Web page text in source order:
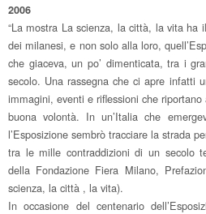
2006
“La mostra La scienza, la città, la vita ha
dei milanesi, e non solo alla loro,
che giaceva, un po’ dimenticata, tra i
secolo. Una rassegna che ci apre infatti
immagini, eventi e riflessioni che
buona volontà. In un’Italia che
l’Esposizione sembrò tracciare la strada
tra le mille contraddizioni di un secolo
della Fondazione Fiera Milano,
scienza, la città , la vita).
In occasione del centenario